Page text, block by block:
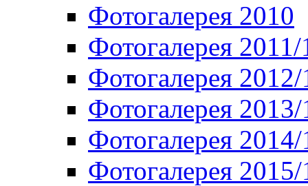
Фотогалерея 2010
Фотогалерея 2011/
Фотогалерея
Фотогалерея
Фотогалерея
Фотогалерея